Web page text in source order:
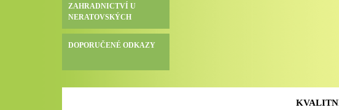
ZAHRADNICTVÍ U
NERATOVSKÝCH
DOPORUČENÉ ODKAZY